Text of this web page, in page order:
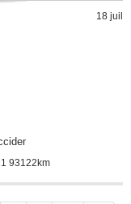
18 juil
93122km